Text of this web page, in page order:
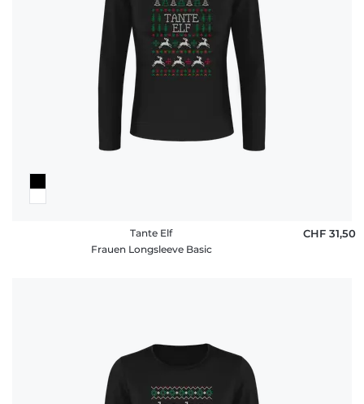
Tante Elf
Frauen Longsleeve Basic
CHF 31,50